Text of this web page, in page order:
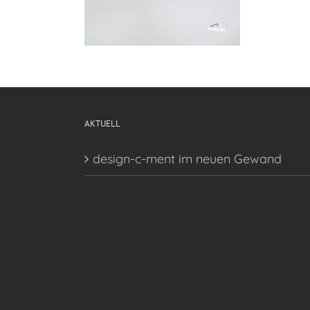
AKTUELL
design-c-ment im neuen Gewand